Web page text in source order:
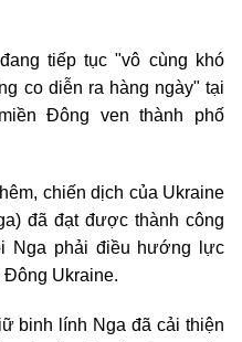
tiếp tục "vô cùng khó
co diễn ra hàng ngày" tại
Đông ven thành phố
chiến dịch của Ukraine
đã đạt được thành công
Nga phải điều hướng lực
Ukraine.
binh lính Nga đã cải thiện